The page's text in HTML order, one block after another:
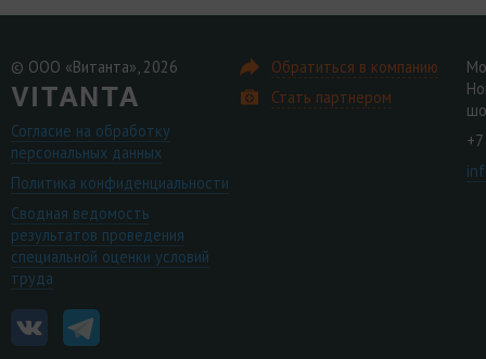
© ООО «Витанта», 2026
Согласие на обработку
персональных данных
Политика конфиденциальности
Сводная ведомость
результатов проведения
специальной оценки условий
труда
Обратиться в компанию
Стать партнером